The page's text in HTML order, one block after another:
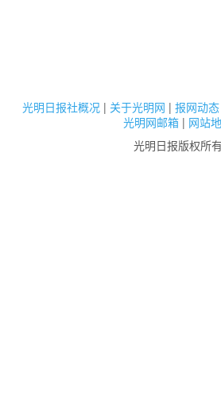
光明日报社概况 | 关于光明网 | 报网动态
光明网邮箱 | 网站
光明日报版权所有